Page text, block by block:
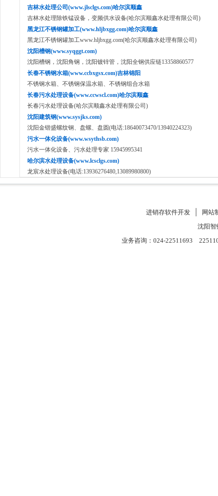
吉林水处理公司(www.jlsclgs.com)哈尔滨顺鑫
吉林水处理除铁锰设备，变频供水设备(哈尔滨顺鑫水处理有限公司)
黑龙江不锈钢罐加工(www.hljbxgg.com)哈尔滨顺鑫
黑龙江不锈钢罐加工www.hljbxgg.com(哈尔滨顺鑫水处理有限公司)
沈阳槽钢(www.syqggt.com)
沈阳槽钢，沈阳角钢，沈阳镀锌管，沈阳全钢供应链13358860577
长春不锈钢水箱(www.ccbxgsx.com)吉林锦阳
不锈钢水箱、不锈钢保温水箱、不锈钢组合水箱
长春污水处理设备(www.ccwscl.com)哈尔滨顺鑫
长春污水处理设备(哈尔滨顺鑫水处理有限公司)
沈阳建筑钢(www.sysjks.com)
沈阳金锴盛螺纹钢、盘螺、盘圆(电话:18640073470/13940224323)
污水一体化设备(www.wsythsb.com)
污水一体化设备、污水处理专家 15945995341
哈尔滨水处理设备(www.lcsclgs.com)
龙宸水处理设备(电话:13936276480,13089980800)
进销存软件开发│
网站
沈阳
业务咨询：024-22511693